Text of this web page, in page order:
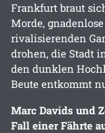
Frankfurt braut
Morde,
rivalisierenden
drohen, die Stadt
den dunklen
Beute entkommt
Marc Davids und
Fall einer Fährte